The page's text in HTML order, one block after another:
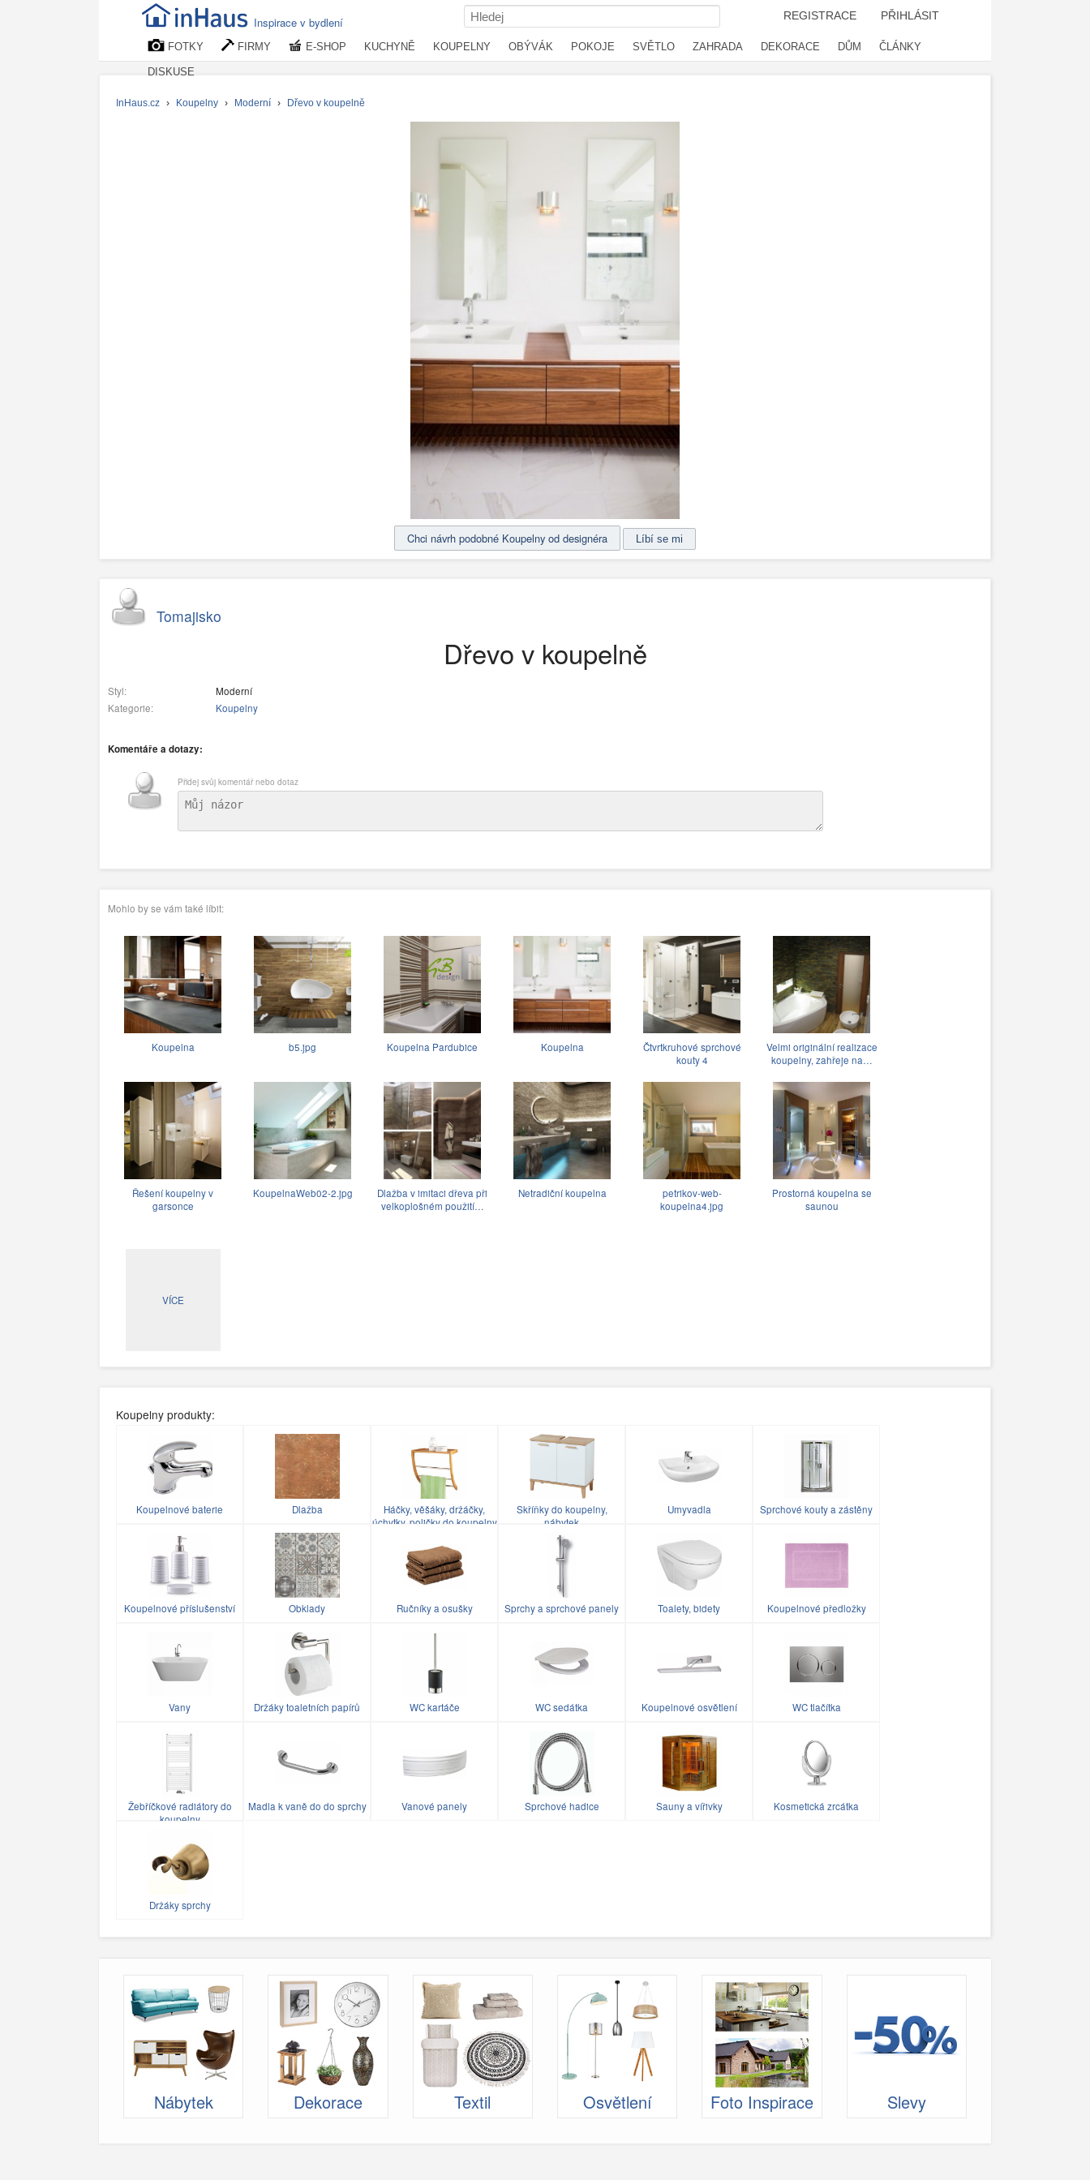
Inspirace v bydlení REGISTRACE PŘIHLÁSIT
FOTKY FIRMY E-SHOP KUCHYNĚ KOUPELNY OBÝVÁK POKOJE SVĚTLO ZAHRADA DEKORACE DŮM ČLÁNKY
DISKUSE
InHaus.cz › Koupelny › Moderní › Dřevo v koupelně
Chci návrh podobné Koupelny od designéra
Tomajisko
Dřevo v koupelně
Styl:
Moderní
Kategorie:
Koupelny
Komentáře a dotazy:
Přidej svůj komentář nebo dotaz
Mohlo by se vám také líbit:
Koupelna b5.jpg Koupelna Pardubice Koupelna
Čtvrtkruhové sprchové
kouty 4
Velmi originální realizace
koupelny, zahřeje na…
Řešení koupelny v
garsonce
KoupelnaWeb02-2.jpg
Dlažba v imitaci dřeva při
velkoplošném použití…
Netradiční koupelna
petrikov-web-
koupelna4.jpg
Prostorná koupelna se
saunou
VÍCE
Koupelny produkty:
Koupelnové baterie Dlažba
Háčky, věšáky, držáčky,
úchytky, poličky do koupelny
Skříňky do koupelny,
nábytek
Umyvadla Sprchové kouty a zástěny
Koupelnové příslušenství Obklady Ručníky a osušky Sprchy a sprchové panely Toalety, bidety Koupelnové předložky
Vany Držáky toaletních papírů WC kartáče WC sedátka Koupelnové osvětlení WC tlačítka
Žebříčkové radiátory do
koupelny
Madla k vaně do do sprchy Vanové panely Sprchové hadice Sauny a vířivky Kosmetická zrcátka
Držáky sprchy
Nábytek Dekorace Textil Osvětlení Foto Inspirace Slevy